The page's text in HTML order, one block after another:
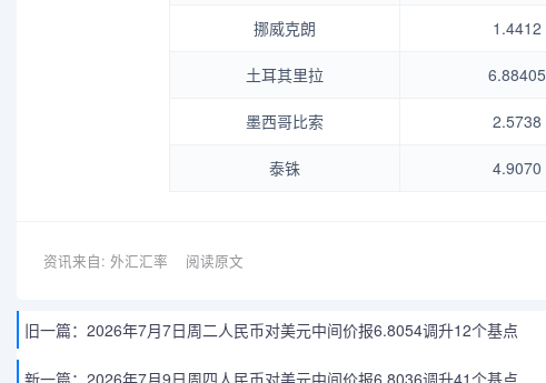
挪威克朗 1.4412
土耳其里拉 6.88405
墨西哥比索 2.5738
泰铢 4.9070
资讯来自: 外汇汇率 阅读原文
旧一篇： 2026年7月7日周二人民币对美元中间价报6.8054调升12个基点
新一篇： 2026年7月9日周四人民币对美元中间价报6.8036调升41个基点